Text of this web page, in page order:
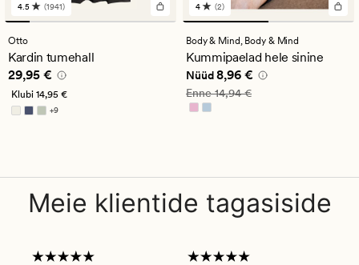
1941
arvustust
keskmise
hinnanguga
4.5
4.5 (1941)
Otto
Kardin tumehall
Pris_ee 29,95 €
29,95 €
Klubi 14,95 €
+9
Saadaval rohkemates värvitoonides
2
arvustust
keskmise
hinnanguga
4
4 (2)
Body & Mind, Body & Mind
Kummipaelad hele sinine
Nåværende pris_ee
Nüüd8,96 €
Vanlig pris_ee
Enne14,94 €
Meie klientide tagasiside